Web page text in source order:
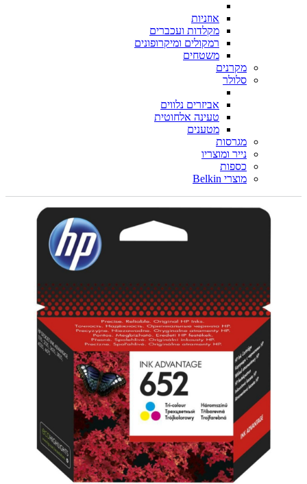
אוזניות
מקלדות ועכברים
רמקולים ומיקרופונים
משטחים
מקרנים
סלולר
אביזרים נלווים
טעינה אלחוטית
מטענים
מגרסות
נייר ומוצריו
כספות
מוצרי Belkin